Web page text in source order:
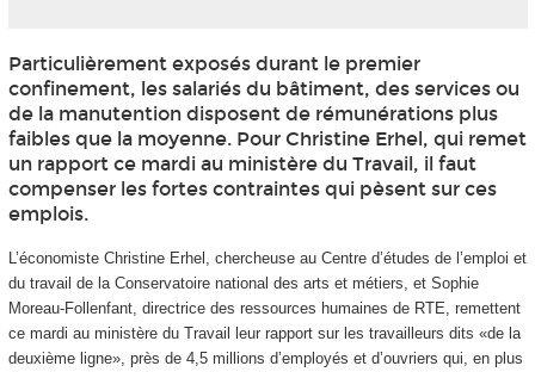
Particulièrement exposés durant le premier
confinement, les salariés du bâtiment, des services ou
de la manutention disposent de rémunérations plus
faibles que la moyenne. Pour Christine Erhel, qui remet
un rapport ce mardi au ministère du Travail, il faut
compenser les fortes contraintes qui pèsent sur ces
emplois.
L’économiste Christine Erhel, chercheuse au Centre d’études de l’emploi et
du travail de la Conservatoire national des arts et métiers, et Sophie
Moreau-Follenfant, directrice des ressources humaines de RTE, remettent
ce mardi au ministère du Travail leur rapport sur les travailleurs dits «de la
deuxième ligne», près de 4,5 millions d’employés et d’ouvriers qui, en plus